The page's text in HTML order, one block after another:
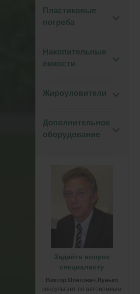
Пластиковые
погреба
Накопительные
емкости
Жироуловители
Дополнительное
оборудование
Задайте вопрос
специалисту
Виктор Олегович Лунько
консультант по автономным